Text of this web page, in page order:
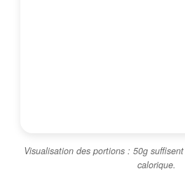
Visualisation des portions : 50g
calorique.